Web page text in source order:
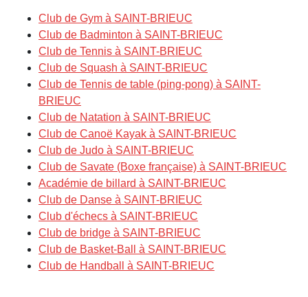
Club de Gym à SAINT-BRIEUC
Club de Badminton à SAINT-BRIEUC
Club de Tennis à SAINT-BRIEUC
Club de Squash à SAINT-BRIEUC
Club de Tennis de table (ping-pong) à SAINT-
BRIEUC
Club de Natation à SAINT-BRIEUC
Club de Canoë Kayak à SAINT-BRIEUC
Club de Judo à SAINT-BRIEUC
Club de Savate (Boxe française) à SAINT-BRIEUC
Académie de billard à SAINT-BRIEUC
Club de Danse à SAINT-BRIEUC
Club d'échecs à SAINT-BRIEUC
Club de bridge à SAINT-BRIEUC
Club de Basket-Ball à SAINT-BRIEUC
Club de Handball à SAINT-BRIEUC